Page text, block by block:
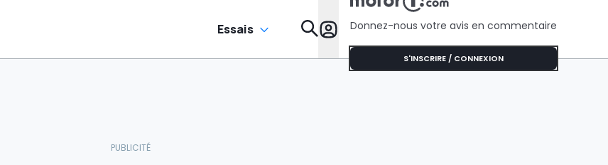
Essais Donnez-nous votre avis en commentaire
S'INSCRIRE / CONNEXION